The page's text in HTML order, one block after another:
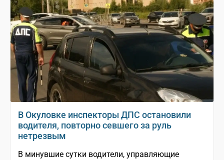
В Окуловке инспекторы ДПС остановили
водителя, повторно севшего за руль
нетрезвым
В минувшие сутки водители, управляющие